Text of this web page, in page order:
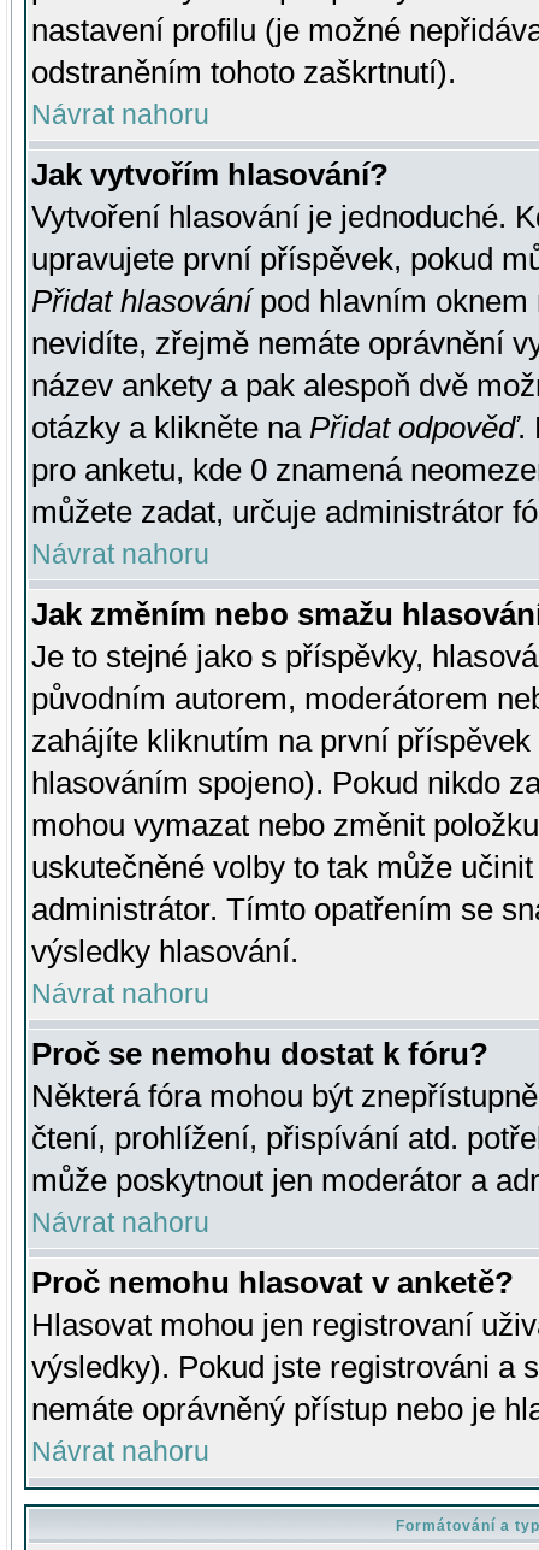
nastavení profilu (je možné
odstraněním tohoto zaškrtnutí).
Návrat nahoru
Jak vytvořím hlasování?
Vytvoření hlasování je jednoduché.
upravujete první příspěvek, pokud
Přidat hlasovánípod hlavním oknem
nevidíte, zřejmě nemáte oprávnění
název ankety a pak alespoň dvě
otázky a klikněte na Přidat odpověď.
pro anketu, kde 0 znamená
můžete zadat, určuje administrátor
Návrat nahoru
Jak změním nebo smažu
Je to stejné jako s příspěvky,
původním autorem, moderátorem
zahájíte kliknutím na první
hlasováním spojeno). Pokud nikdo
mohou vymazat nebo změnit
uskutečněné volby to tak může
administrátor. Tímto opatřením se
výsledky hlasování.
Návrat nahoru
Proč se nemohu dostat k fóru?
Některá fóra mohou být
čtení, prohlížení, přispívání atd.
může poskytnout jen moderátor a
Návrat nahoru
Proč nemohu hlasovat v anketě?
Hlasovat mohou jen registrovaní
výsledky). Pokud jste registrováni a
nemáte oprávněný přístup nebo je
Návrat nahoru
Formátování a